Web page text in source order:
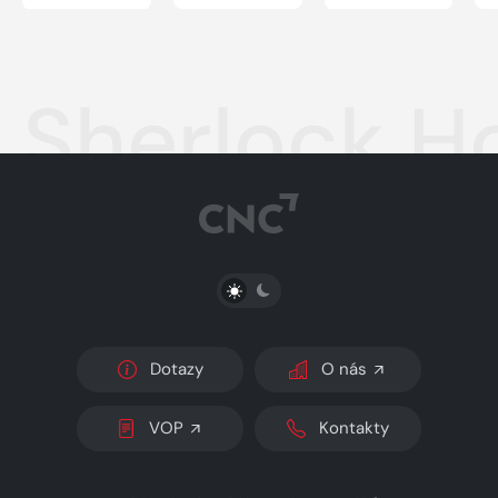
Sherlock
PŘEPNOUT SVĚTLÝ/TMAVÝ REŽIM
Dotazy O nás
VOP Kontakty